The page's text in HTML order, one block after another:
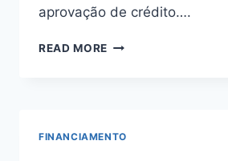
aprovação de crédito….
READ MORE FINANCIAMENTO
FINANCIAMENTO